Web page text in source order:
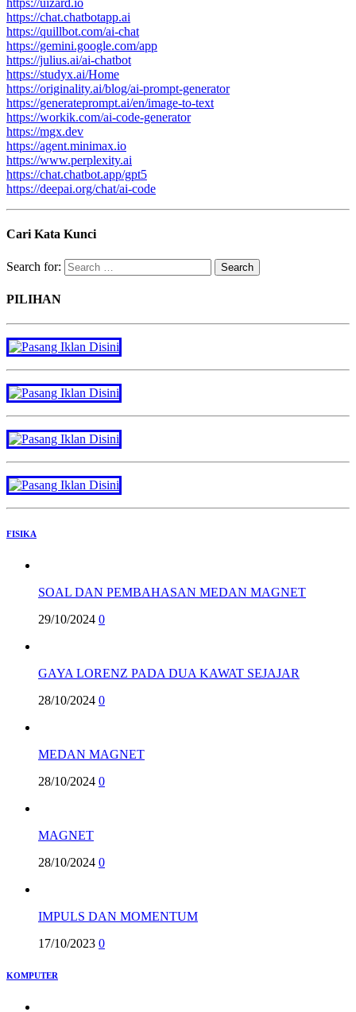
https://uizard.io
https://chat.chatbotapp.ai
https://quillbot.com/ai-chat
https://gemini.google.com/app
https://julius.ai/ai-chatbot
https://studyx.ai/Home
https://originality.ai/blog/ai-prompt-generator
https://generateprompt.ai/en/image-to-text
https://workik.com/ai-code-generator
https://mgx.dev
https://agent.minimax.io
https://www.perplexity.ai
https://chat.chatbot.app/gpt5
https://deepai.org/chat/ai-code
Cari Kata Kunci
Search for:
PILIHAN
FISIKA
SOAL DAN PEMBAHASAN MEDAN MAGNET
29/10/2024 0
GAYA LORENZ PADA DUA KAWAT SEJAJAR
28/10/2024 0
MEDAN MAGNET
28/10/2024 0
MAGNET
28/10/2024 0
IMPULS DAN MOMENTUM
17/10/2023 0
KOMPUTER